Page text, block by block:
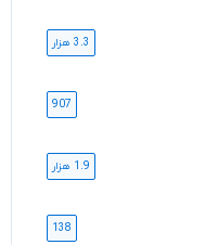
3.3 هزار
907
1.9 هزار
138